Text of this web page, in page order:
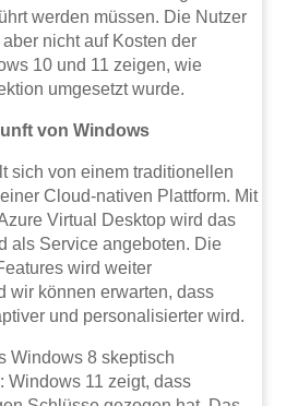
werden müssen. Die Nutzer
nicht auf Kosten der
10 und 11 zeigen, wie
umgesetzt wurde.
von Windows
sich von einem traditionellen
Cloud-nativen Plattform. Mit
Virtual Desktop wird das
als Service angeboten. Die
wird weiter
wir können erwarten, dass
und personalisierter wird.
Windows 8 skeptisch
Windows 11 zeigt, dass